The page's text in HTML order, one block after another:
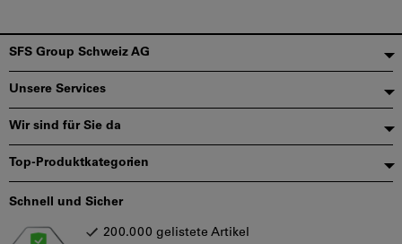
Fußzeile
SFS Group Schweiz AG
Unsere Services
Wir sind für Sie da
Top-Produktkategorien
Schnell und Sicher
200.000 gelistete Artikel